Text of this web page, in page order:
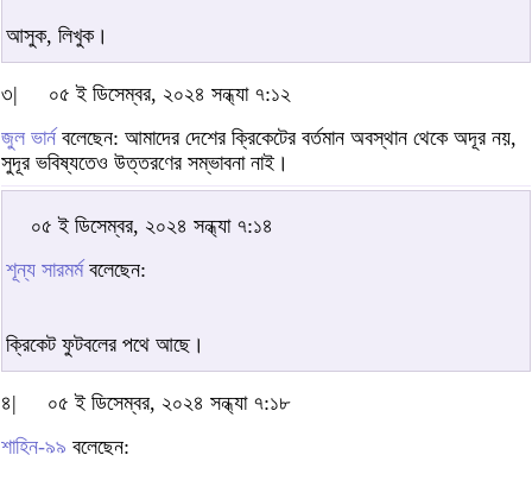
আসুক, লিখুক।
৩|
০৫ ই ডিসেম্বর, ২০২৪ সন্ধ্যা ৭:১২
জুল ভার্ন বলেছেন: আমাদের দেশের ক্রিকেটের বর্তমান অবস্থান থেকে অদূর নয়,
সুদূর ভবিষ্যতেও উত্তরণের সম্ভাবনা নাই।
০৫ ই ডিসেম্বর, ২০২৪ সন্ধ্যা ৭:১৪
শূন্য সারমর্মবলেছেন:
ক্রিকেট ফুটবলের পথে আছে।
৪|
০৫ ই ডিসেম্বর, ২০২৪ সন্ধ্যা ৭:১৮
শাহিন-৯৯ বলেছেন: